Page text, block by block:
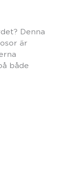
Denna
är
både